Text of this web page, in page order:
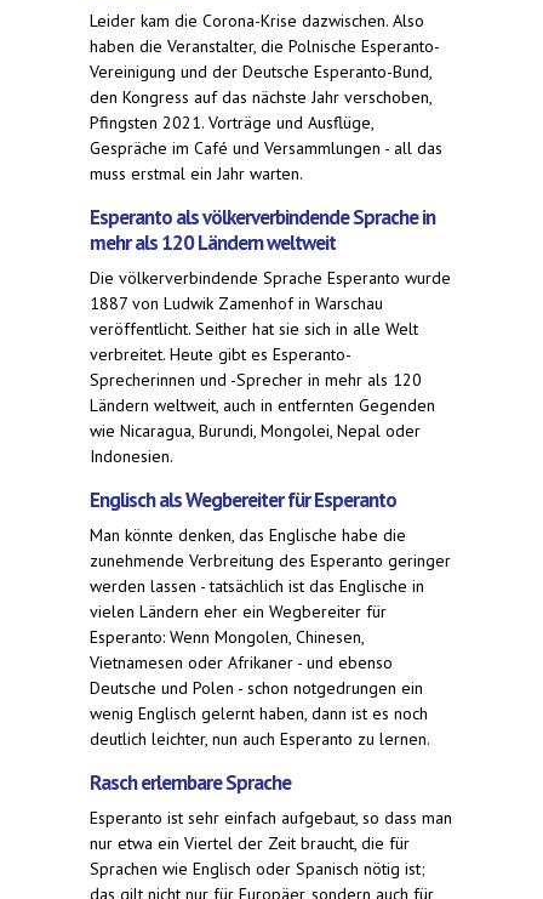
Leider kam die Corona-Krise dazwischen. Also
haben die Veranstalter, die Polnische Esperanto-
Vereinigung und der Deutsche Esperanto-Bund,
den Kongress auf das nächste Jahr verschoben,
Pfingsten 2021. Vorträge und Ausflüge,
Gespräche im Café und Versammlungen - all das
muss erstmal ein Jahr warten.
Esperanto als völkerverbindende Sprache in
mehr als 120 Ländern weltweit
Die völkerverbindende Sprache Esperanto wurde
1887 von Ludwik Zamenhof in Warschau
veröffentlicht. Seither hat sie sich in alle Welt
verbreitet. Heute gibt es Esperanto-
Sprecherinnen und -Sprecher in mehr als 120
Ländern weltweit, auch in entfernten Gegenden
wie Nicaragua, Burundi, Mongolei, Nepal oder
Indonesien.
Englisch als Wegbereiter für Esperanto
Man könnte denken, das Englische habe die
zunehmende Verbreitung des Esperanto geringer
werden lassen - tatsächlich ist das Englische in
vielen Ländern eher ein Wegbereiter für
Esperanto: Wenn Mongolen, Chinesen,
Vietnamesen oder Afrikaner - und ebenso
Deutsche und Polen - schon notgedrungen ein
wenig Englisch gelernt haben, dann ist es noch
deutlich leichter, nun auch Esperanto zu lernen.
Rasch erlernbare Sprache
Esperanto ist sehr einfach aufgebaut, so dass man
nur etwa ein Viertel der Zeit braucht, die für
Sprachen wie Englisch oder Spanisch nötig ist;
das gilt nicht nur für Europäer, sondern auch für